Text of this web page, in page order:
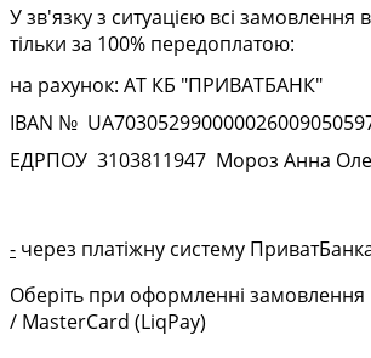
У зв'язку з ситуацією всі замовлення
тільки за 100% передоплатою:
на рахунок: АТ КБ "ПРИВАТБАНК"
IBAN № UA
ЕДРПОУ 3103811947 Мороз Анна
- через платіжну систему
Оберіть при оформленні замовлення
/ MasterCard (LiqPay)